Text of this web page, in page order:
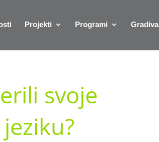
Projekti Programi Gradiva
svoje